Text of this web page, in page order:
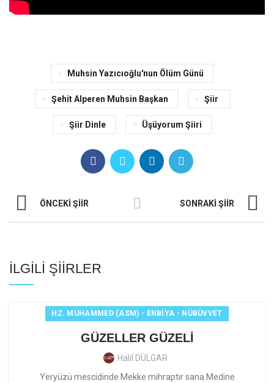
Muhsin Yazıcıoğlu'nun Ölüm Günü
Şehit Alperen Muhsin Başkan Şiir
Şiir Dinle Üşüyorum Şiiri
ÖNCEKI ŞIIR SONRAKI ŞIIR
İLGILI ŞIIRLER
HZ. MUHAMMED (ASM) - ENBIYA - NÜBÜVVET
GÜZELLER GÜZELİ
Halil DÜLGAR
Yeryüzü mescidinde Mekke mihraptır sana Medine